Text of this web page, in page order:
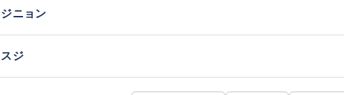
ニョン
ジ